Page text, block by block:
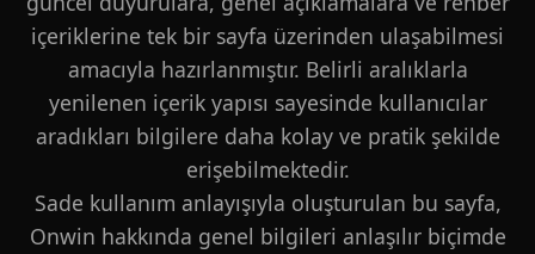
içeriklerine tek bir sayfa üzerinden ulaşabilmesi
amacıyla hazırlanmıştır. Belirli aralıklarla
yenilenen içerik yapısı sayesinde kullanıcılar
aradıkları bilgilere daha kolay ve pratik şekilde
erişebilmektedir.
Sade kullanım anlayışıyla oluşturulan bu sayfa,
Onwin hakkında genel bilgileri anlaşılır biçimde